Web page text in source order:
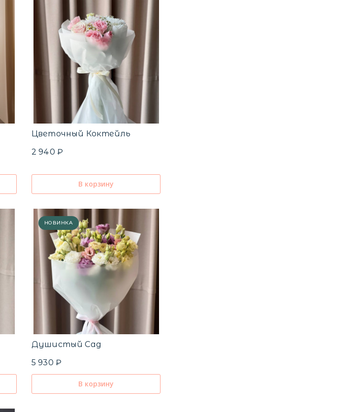
Цветочный Коктейль
2 940 ₽
В корзину
НОВИНКА
Душистый Сад
5 930 ₽
В корзину